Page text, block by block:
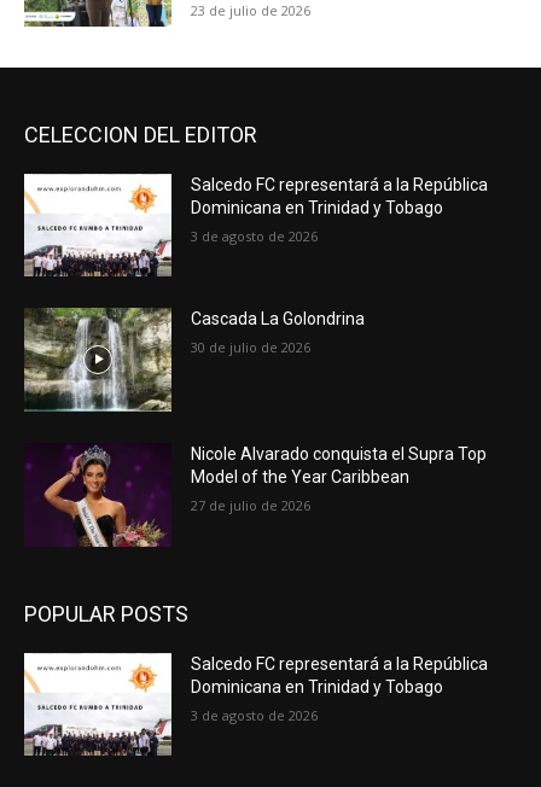
23 de julio de 2026
CELECCION DEL EDITOR
Salcedo FC representará a la República
Dominicana en Trinidad y Tobago
3 de agosto de 2026
Cascada La Golondrina
30 de julio de 2026
Nicole Alvarado conquista el Supra Top
Model of the Year Caribbean
27 de julio de 2026
POPULAR POSTS
Salcedo FC representará a la República
Dominicana en Trinidad y Tobago
3 de agosto de 2026